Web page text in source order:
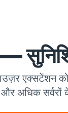
—
अधिक सर्वरों